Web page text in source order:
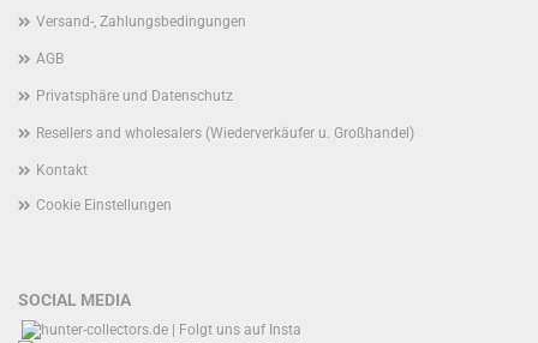
Versand-, Zahlungsbedingungen
AGB
Privatsphäre und Datenschutz
Resellers and wholesalers (Wiederverkäufer u. Großhandel)
Kontakt
Cookie Einstellungen
SOCIAL MEDIA